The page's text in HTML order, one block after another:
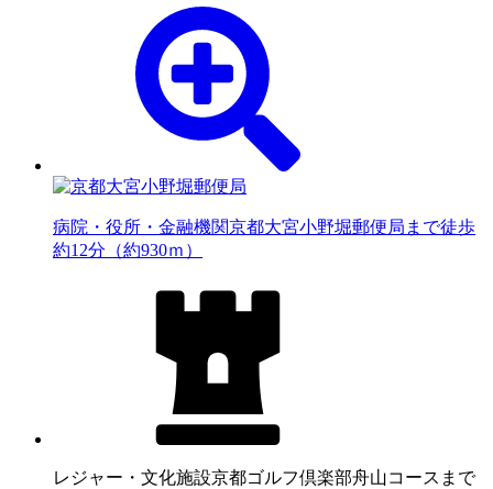
病院・役所・金融機関京都大宮小野堀郵便局まで徒歩
約12分（約930ｍ）
レジャー・文化施設京都ゴルフ倶楽部舟山コースまで